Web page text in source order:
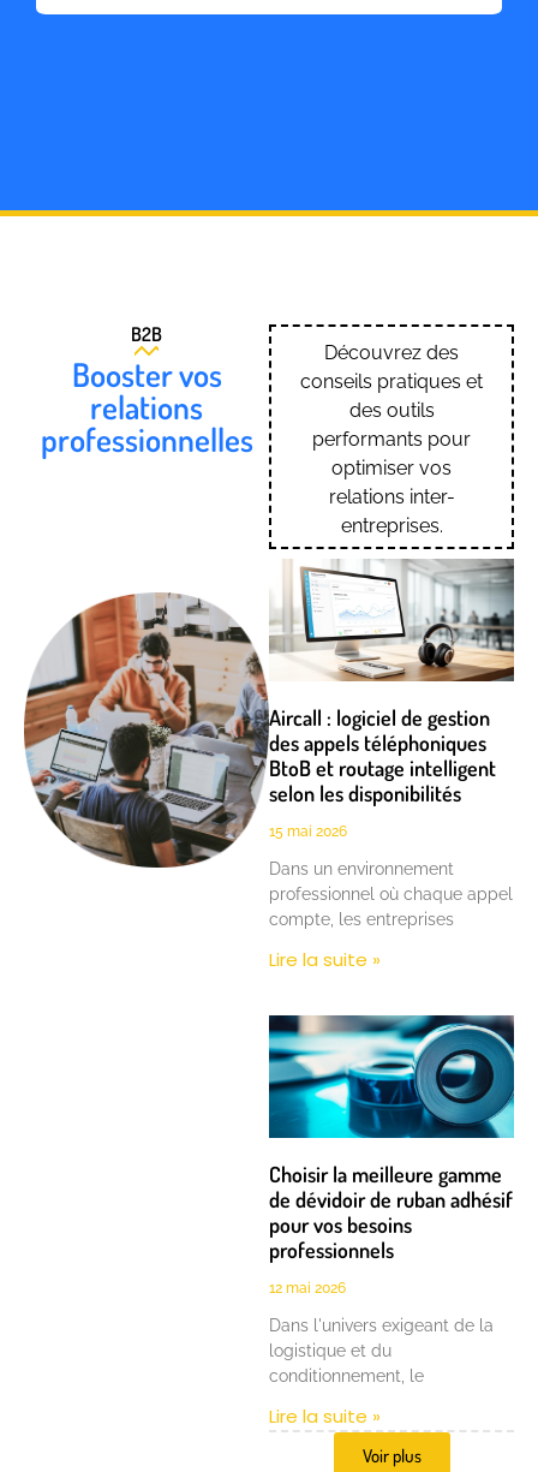
B2B
Booster vos
relations
professionnelles
Découvrez des
conseils pratiques et
des outils
performants pour
optimiser vos
relations inter-
entreprises.
Aircall : logiciel de gestion
des appels téléphoniques
BtoB et routage intelligent
selon les disponibilités
15 mai 2026
Dans un environnement
professionnel où chaque appel
compte, les entreprises
Lire la suite »
Choisir la meilleure gamme
de dévidoir de ruban adhésif
pour vos besoins
professionnels
12 mai 2026
Dans l'univers exigeant de la
logistique et du
conditionnement, le
Lire la suite »
Voir plus